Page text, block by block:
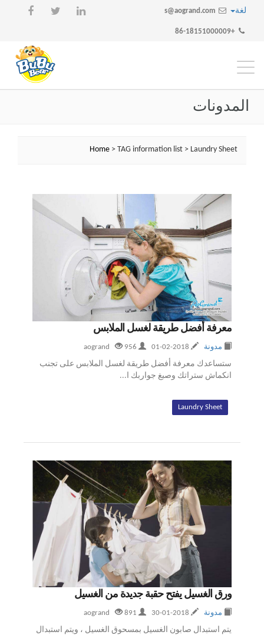
لغة s@aogrand.com
+86-18151000009
تبديل
المدونات
Home > TAG information list > Laundry Sheet
معرفة أفضل طريقة لغسل الملابس
مدونة 956
ستساعدك معرفة أفضل طريقة لغسل الملابس على تجنب
انكماش ستراتك وصبغ جواربك ا...
Laundry Sheet
ورق الغسيل يفتح حقبة جديدة من الغسيل
مدونة 891
يتم استبدال صابون الغسيل بمسحوق الغسيل ، ويتم استبدال